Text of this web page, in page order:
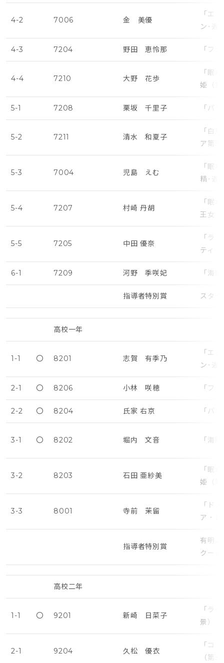
4-2 7006 金 美優
「エ
ン･遅
4-3 7204 野田 恵怜那 「フ
4-4 7210 大野 花歩
「眠
姫（
5-1 7208 栗坂 千里子 「パ
5-2 7211 清水 和夏子
「白
ア第3
5-3 7004 児島 えむ
「眠
精･遅
5-4 7207 村崎 丹胡
「眠
王女・
5-5 7205 中田 優奈
「ラ
ティ・
6-1 7209 河野 季咲妃 「海
指導者特別賞 スタ
高校一年
1-1 〇 8201 志賀 有季乃
「エ
ン･遅
2-1 〇 8206 小林 咲穂 「フ
2-2 〇 8204 氏家 右京 「パ
3-1 〇 8202 堀内 文音 「海
3-2 8203 石田 亜紗美
「眠
姫（
3-3 8001 寺前 茉留
「ド
ア・遅
指導者特別賞
有明
クール
高校二年
1-1 〇 9201 新崎 日菜子
「ラ
景）・
2-1 9204 久松 優衣
「コ
（第3